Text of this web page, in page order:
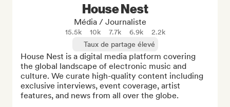
House Nest
Média / Journaliste
15.5k 10k 7.7k 6.9k
2.2k
Taux de partage élevé
House Nest is a digital media platform covering
the global landscape of electronic music and
culture. We curate high-quality content including
exclusive interviews, event coverage, artist
features, and news from all over the globe.